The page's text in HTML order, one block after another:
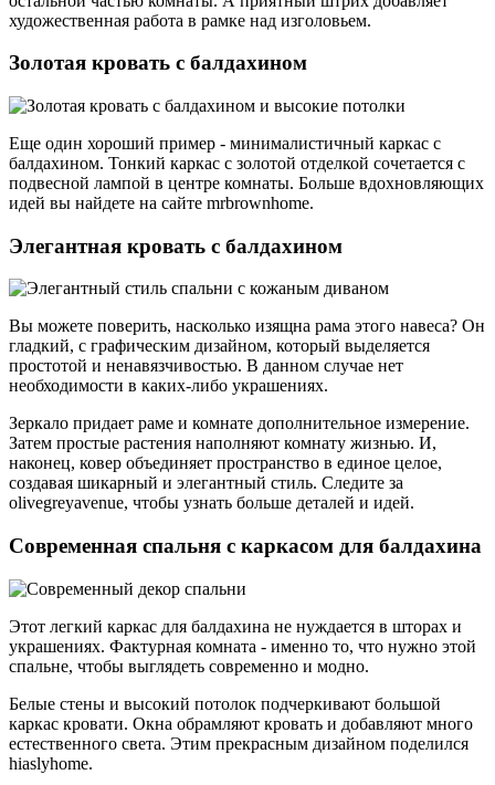
художественная работа в рамке над изголовьем.
Золотая кровать с балдахином
Еще один хороший пример - минималистичный каркас с
балдахином. Тонкий каркас с золотой отделкой сочетается с
подвесной лампой в центре комнаты. Больше вдохновляющих
идей вы найдете на сайте mrbrownhome.
Элегантная кровать с балдахином
Вы можете поверить, насколько изящна рама этого навеса? Он
гладкий, с графическим дизайном, который выделяется
простотой и ненавязчивостью. В данном случае нет
необходимости в каких-либо украшениях.
Зеркало придает раме и комнате дополнительное измерение.
Затем простые растения наполняют комнату жизнью. И,
наконец, ковер объединяет пространство в единое целое,
создавая шикарный и элегантный стиль. Следите за
olivegreyavenue, чтобы узнать больше деталей и идей.
Современная спальня с каркасом для балдахина
Этот легкий каркас для балдахина не нуждается в шторах и
украшениях. Фактурная комната - именно то, что нужно этой
спальне, чтобы выглядеть современно и модно.
Белые стены и высокий потолок подчеркивают большой
каркас кровати. Окна обрамляют кровать и добавляют много
естественного света. Этим прекрасным дизайном поделился
hiaslyhome.